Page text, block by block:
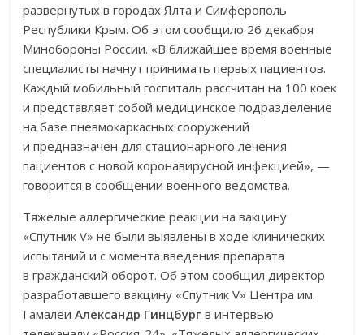
развернутых в городах Ялта и Симферополь
Республики Крым. Об этом сообщило 26 декабря
Минобороны России. «В ближайшее время военные
специалисты начнут принимать первых пациентов.
Каждый мобильный госпиталь рассчитан на 100 коек
и представляет собой медицинское подразделение
на базе пневмокаркасных сооружений
и предназначен для стационарного лечения
пациентов с новой коронавирусной инфекцией», —
говорится в сообщении военного ведомства.
Тяжелые аллергические реакции на вакцину
«Спутник V» не были выявлены в ходе клинических
испытаний и с момента введения препарата
в гражданский оборот. Об этом сообщил директор
разработавшего вакцину «Спутник V» Центра им.
ГамалеиАлександр Гинцбург в интервью